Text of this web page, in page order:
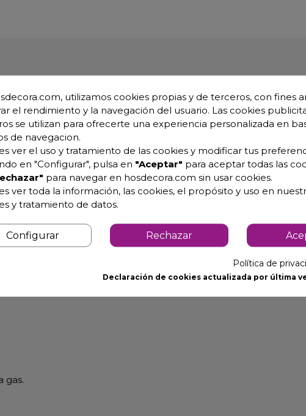
pureza 99,55%).
y vitrocerámicas.
gas.
utilizamos cookies propias y de terceros, con fines
el rendimiento y la navegación del usuario. Las cookies
se utilizan para ofrecerte una experiencia personalizada en
de navegacion.
ver el uso y tratamiento de las cookies y modificar tus
en "Configurar", pulsa en "Aceptar" para aceptar todas las
para navegar en hosdecora.com sin usar cookies.
ver toda la información, las cookies, el propósito y uso en
y tratamiento de datos.
Configurar Rechazar
Política de
Declaración de cookies actualizada por última